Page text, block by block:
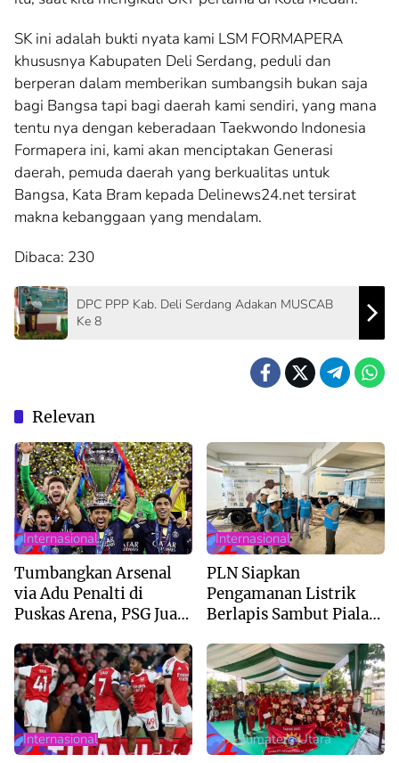
SK ini adalah bukti nyata kami LSM FORMAPERA
khususnya Kabupaten Deli Serdang, peduli dan
berperan dalam memberikan sumbangsih bukan saja
bagi Bangsa tapi bagi daerah kami sendiri, yang mana
tentu nya dengan keberadaan Taekwondo Indonesia
Formapera ini, kami akan menciptakan Generasi
daerah, pemuda daerah yang berkualitas untuk
Bangsa, Kata Bram kepada Delinews24.net tersirat
makna kebanggaan yang mendalam.
Dibaca: 230
DPC PPP Kab. Deli Serdang Adakan MUSCAB
Ke 8
Relevan
Internasional
Tumbangkan Arsenal
via Adu Penalti di
Puskas Arena, PSG Juara
Internasional
PLN Siapkan
Pengamanan Listrik
Berlapis Sambut Piala
Internasional --> Sumatera Utara